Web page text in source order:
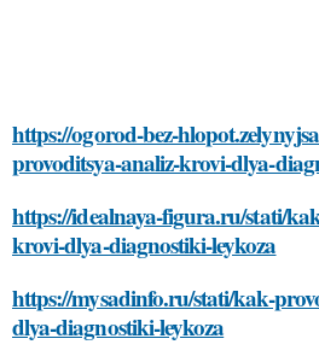
https://ogorod-bez-
provoditsya-analiz-krovi-dlya-
https://idealnaya-figura.ru/stati/
krovi-dlya-diagnostiki-leykoza
https://mysadinfo.ru/stati/kak-
dlya-diagnostiki-leykoza